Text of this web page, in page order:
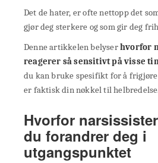
Det de hater, er ofte nettopp det
gjør deg sterkere og som gir deg
Denne artikkelen belyserhvorfor
reagerer så sensitivt på visse
du kan bruke spesifikt for å frigjøre
er faktisk din nøkkel til
Hvorfor
du forandrer deg i
utgangspunktet